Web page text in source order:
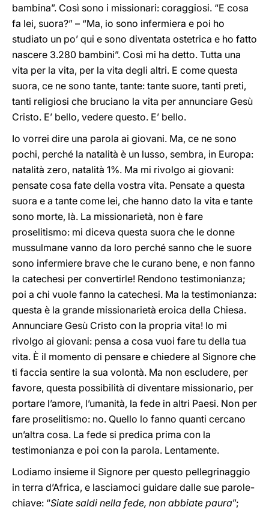
bambina”. Così sono i missionari: coraggiosi. “E cosa
fa lei, suora?” – “Ma, io sono infermiera e poi ho
studiato un po’ qui e sono diventata ostetrica e ho fatto
nascere 3.280 bambini”. Così mi ha detto. Tutta una
vita per la vita, per la vita degli altri. E come questa
suora, ce ne sono tante, tante: tante suore, tanti preti,
tanti religiosi che bruciano la vita per annunciare Gesù
Cristo. E’ bello, vedere questo. E’ bello.
Io vorrei dire una parola ai giovani. Ma, ce ne sono
pochi, perché la natalità è un lusso, sembra, in Europa:
natalità zero, natalità 1%. Ma mi rivolgo ai giovani:
pensate cosa fate della vostra vita. Pensate a questa
suora e a tante come lei, che hanno dato la vita e tante
sono morte, là. La missionarietà, non è fare
proselitismo: mi diceva questa suora che le donne
mussulmane vanno da loro perché sanno che le suore
sono infermiere brave che le curano bene, e non fanno
la catechesi per convertirle! Rendono testimonianza;
poi a chi vuole fanno la catechesi. Ma la testimonianza:
questa è la grande missionarietà eroica della Chiesa.
Annunciare Gesù Cristo con la propria vita! Io mi
rivolgo ai giovani: pensa a cosa vuoi fare tu della tua
vita. È il momento di pensare e chiedere al Signore che
ti faccia sentire la sua volontà. Ma non escludere, per
favore, questa possibilità di diventare missionario, per
portare l’amore, l’umanità, la fede in altri Paesi. Non per
fare proselitismo: no. Quello lo fanno quanti cercano
un’altra cosa. La fede si predica prima con la
testimonianza e poi con la parola. Lentamente.
Lodiamo insieme il Signore per questo pellegrinaggio
in terra d’Africa, e lasciamoci guidare dalle sue parole-
chiave: “Siate saldi nella fede, non abbiate paura”;